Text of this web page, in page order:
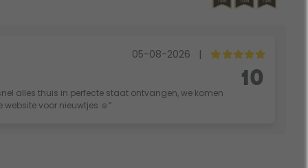
05-08-2026
|
alles thuis in perfecte staat ontvangen, we komen
website voor nieuwtjes ☺️”
10